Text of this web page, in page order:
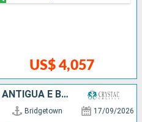
US$ 4,057
BARBADOS, SANTA LUCIA, ANTIGUA E BARBUDA, REPUBLICA DOMINICANA, ESTADOS UNIDOS
Bridgetown 17/09/2026